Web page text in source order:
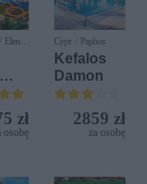
Elen
zł
osobę
Cypr / Paphos
Kefalos
Damon
2859 zł
za osobę